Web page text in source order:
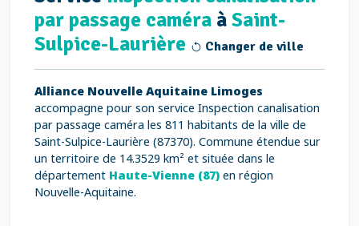
par passage caméra àSaint-
Sulpice-Laurière
Changer de ville
Alliance Nouvelle Aquitaine Limoges
accompagne pour son service Inspection canalisation
par passage caméra les 811 habitants de la ville de
Saint-Sulpice-Laurière (87370). Commune étendue sur
un territoire de 14.3529 km² et située dans le
département Haute-Vienne (87) en région
Nouvelle-Aquitaine.